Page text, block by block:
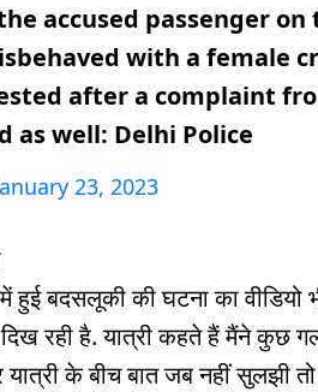
accused passenger
with a female
after a complaint
as well: Delhi Police
23, 2023
हुई बदसलूकी की घटना का वीडियो
रही है. यात्री कहते हैं मैंने कुछ
के बीच बात जब नहीं सुलझी